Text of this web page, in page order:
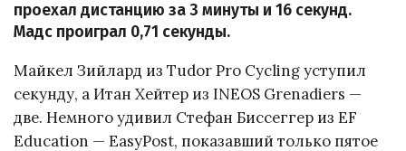
проехал дистанцию за 3 минуты и 16 секунд.
Мадс проиграл 0,71 секунды.
Майкел Зийлард из Tudor Pro Cycling уступил
секунду, а Итан Хейтер из INEOS Grenadiers —
две. Немного удивил Стефан Биссеггер из EF
Education — EasyPost, показавший только пятое